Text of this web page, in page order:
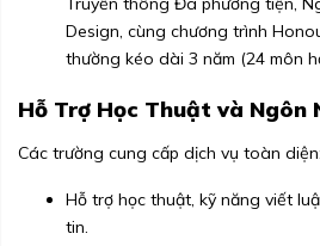
Design, cùng chương trình
thường kéo dài 3 năm (24 môn
Hỗ Trợ Học Thuật và Ngôn
Các trường cung cấp dịch vụ toàn diện:
Hỗ trợ học thuật, kỹ năng viết
tin.